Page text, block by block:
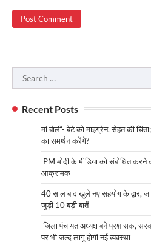
Search
for:
Recent Posts
मां बोलीं- बेटे को माइग्रेन, सेहत की
का समर्थन करेंगे?
PM मोदी के मीडिया को संबोधित करने
आक्रामक
40 साल बाद खुले नए सहयोग के द्वार,
जुड़ी 10 बड़ी बातें
जिला पंचायत अध्यक्ष बने प्रशासक,
पर भी जल्द लागू होगी नई व्यवस्था